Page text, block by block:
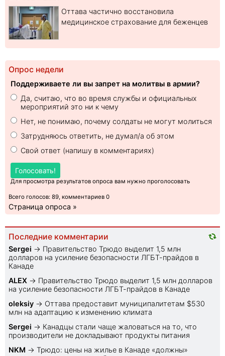
Оттава частично восстановила
медицинское страхование для беженцев
Опрос недели
Поддерживаете ли вы запрет на молитвы в армии?
Да, считаю, что во время службы и официальных
мероприятий это ни к чему
Нет, не понимаю, почему солдаты не могут молиться
Затрудняюсь ответить, не думал/а об этом
Свой ответ (напишу в комментариях)
Голосовать!
Для просмотра результатов опроса вам нужно проголосовать
Всего голосов: 89, комментариев 0
Страница опроса »
Последние комментарии
Sеrgei → Правительство Трюдо выделит 1,5 млн
долларов на усиление безопасности ЛГБТ-прайдов в
Канаде
ALEX → Правительство Трюдо выделит 1,5 млн долларов
на усиление безопасности ЛГБТ-прайдов в Канаде
oleksiy → Оттава предоставит муниципалитетам $530
млн на адаптацию к изменению климата
Sеrgei → Канадцы стали чаще жаловаться на то, что
производители не докладывают продукты питания
NKM → Трюдо: цены на жилье в Канаде «должны»